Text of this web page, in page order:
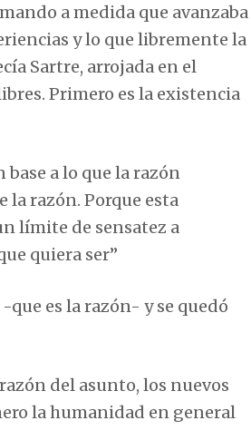
a medida que avanzaba
y lo que libremente la
Sartre, arrojada en el
Primero es la existencia
a lo que la razón
la razón. Porque esta
límite de sensatez a
quiera ser”
es la razón- y se quedó
del asunto, los nuevos
la humanidad en general